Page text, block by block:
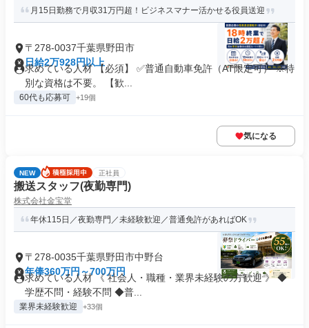
月15日勤務で月収31万円超！ビジネスマナー活かせる役員送迎
〒278-0037千葉県野田市
日給2万928円以上
求めている人材 【必須】 ✅普通自動車免許（AT限定可） ※特
別な資格は不要。 【歓...
60代も応募可 +19個
気になる
NEW 正社員
搬送スタッフ(夜勤専門)
株式会社金宝堂
年休115日／夜勤専門／未経験歓迎／普通免許があればOK
〒278-0035千葉県野田市中野台
年俸360万円～700万円
求めている人材 《 社会人・職種・業界未経験の方歓迎 》 ◆
学歴不問・経験不問 ◆普...
業界未経験歓迎 +33個